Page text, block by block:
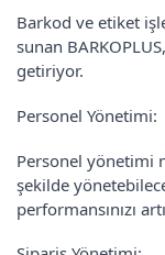
Barkod ve etiket
sunan
getiriyor.
Personel Yönetimi:
Personel yönetimi
şekilde
performansınızı